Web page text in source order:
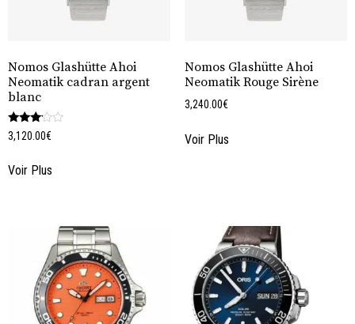
Nomos Glashütte Ahoi
Neomatik cadran argent
blanc
Note
3.00
3,120.00€
Voir Plus
Nomos Glashütte Ahoi
Neomatik Rouge Sirène
3,240.00€
Voir Plus